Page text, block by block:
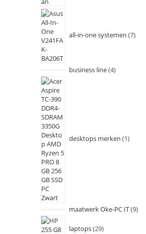
all-in-one systemen 7
business line 4
desktops merken 1
maatwerk Oke-PC IT 9
laptops 29